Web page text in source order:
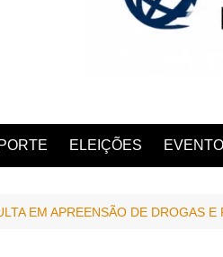
ELEIÇÕES
EM APREENSÃO DE DROGAS